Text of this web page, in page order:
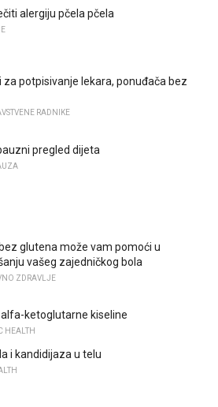
alergiju pčela pčela
za potpisivanje lekara, ponuđača bez
RADNIKE
pregled dijeta
glutena može vam pomoći u
vašeg zajedničkog bola
ZDRAVLJE
alfa-ketoglutarne kiseline
HEALTH
i kandidijaza u telu